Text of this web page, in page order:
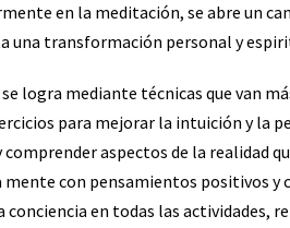
en la meditación, se abre un
una transformación personal y
logra mediante técnicas que van
para mejorar la intuición y la
aspectos de la realidad
con pensamientos positivos y
en todas las actividades,